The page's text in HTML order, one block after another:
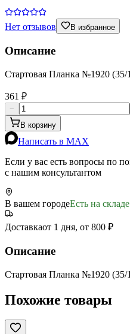
Нет отзывов В избранное
Описание
Стартовая Планка №1920
361 ₽
−
В корзину
Написать в MAX
Если у вас есть вопросы по
с нашим консультантом
В вашем городеЕсть на
Доставкаот 1 дня, от 800 ₽
Описание
Стартовая Планка №1920
Похожие товары